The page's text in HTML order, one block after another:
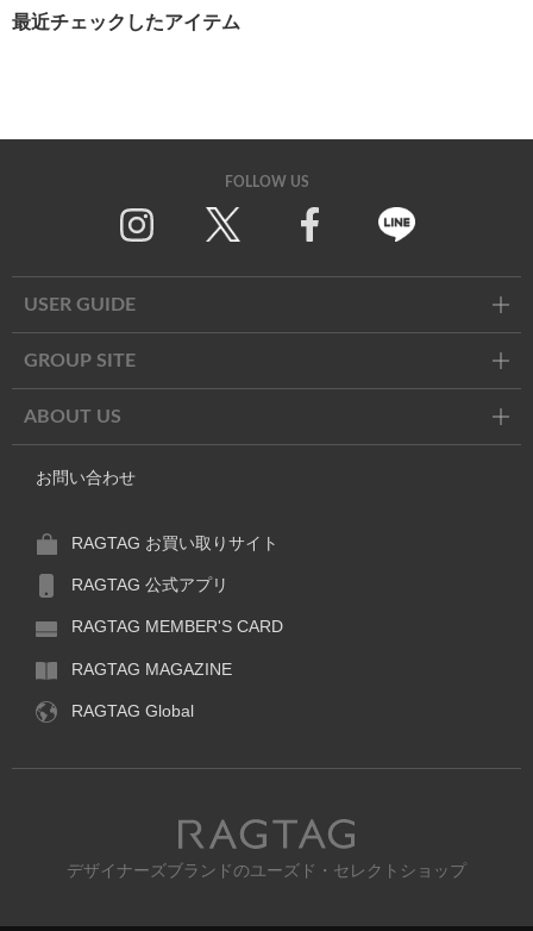
最近チェックしたアイテム
FOLLOW US
USER GUIDE
GROUP SITE
ABOUT US
お問い合わせ
RAGTAG お買い取りサイト
RAGTAG 公式アプリ
RAGTAG MEMBER'S CARD
RAGTAG MAGAZINE
RAGTAG Global
RAGTAG
デザイナーズブランドのユーズド・セレクトショップ